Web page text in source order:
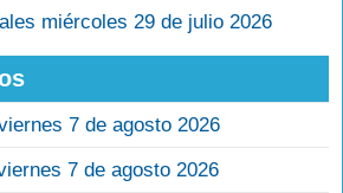
miércoles 29 de julio 2026
7 de agosto 2026
7 de agosto 2026